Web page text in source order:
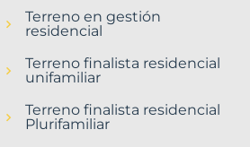
Terreno en gestión
residencial
Terreno finalista residencial
unifamiliar
Terreno finalista residencial
Plurifamiliar